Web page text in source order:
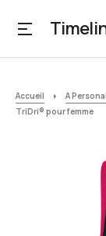
Accueil A
TriDri® pour femme